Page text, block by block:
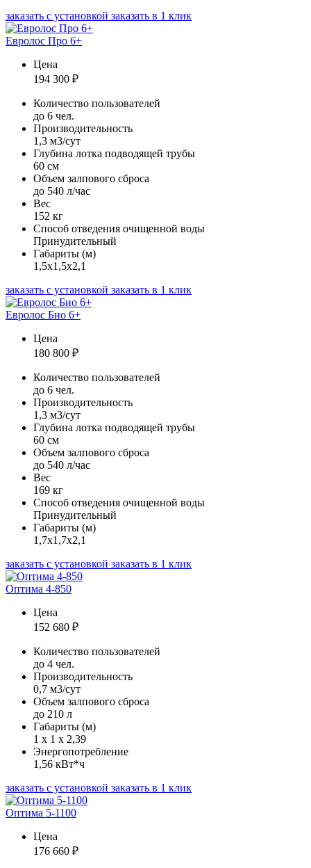
заказать с установкой заказать в 1 клик
Евролос Про 6+
Цена
194 300 ₽
Количество пользователей
до 6 чел.
Производительность
1,3 м3/сут
Глубина лотка подводящей трубы
60 см
Объем залпового сброса
до 540 л/час
Вес
152 кг
Способ отведения очищенной воды
Принудительный
Габариты (м)
1,5х1,5х2,1
заказать с установкой заказать в 1 клик
Евролос Био 6+
Цена
180 800 ₽
Количество пользователей
до 6 чел.
Производительность
1,3 м3/сут
Глубина лотка подводящей трубы
60 см
Объем залпового сброса
до 540 л/час
Вес
169 кг
Способ отведения очищенной воды
Принудительный
Габариты (м)
1,7х1,7х2,1
заказать с установкой заказать в 1 клик
Оптима 4-850
Цена
152 680 ₽
Количество пользователей
до 4 чел.
Производительность
0,7 м3/сут
Объем залпового сброса
до 210 л
Габариты (м)
1 х 1 х 2,39
Энергопотребление
1,56 кВт*ч
заказать с установкой заказать в 1 клик
Оптима 5-1100
Цена
176 660 ₽